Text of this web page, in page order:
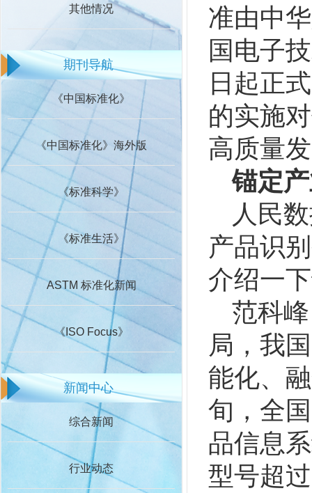
其他情况
期刊导航
《中国标准化》
《中国标准化》海外版
《标准科学》
《标准生活》
ASTM 标准化新闻
《ISO Focus》
新闻中心
综合新闻
行业动态
准由中
国电子
日起正
的实施
高质量
锚定
人民
产品识
介绍一
范科
局，我
能化、
旬，全
品信息
型号超